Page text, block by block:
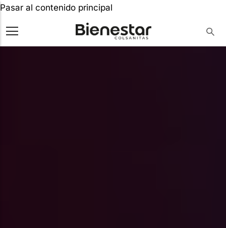
Pasar al contenido principal